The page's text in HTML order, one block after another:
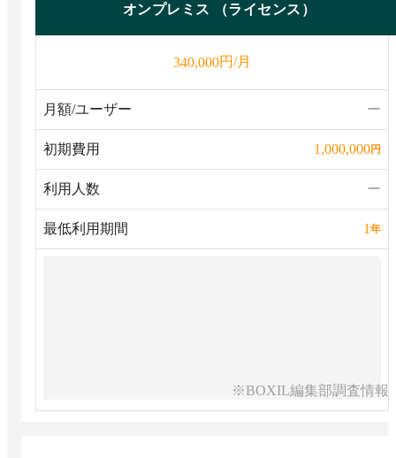
オンプレミス （ライセンス）
340,000円/月
月額/ユーザー ー
初期費用 1,000,000円
利用人数 ー
最低利用期間 1年
※BOXIL編集部調査情報